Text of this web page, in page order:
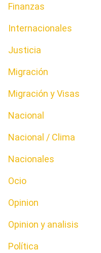
Finanzas
Internacionales
Justicia
Migración
Migración y Visas
Nacional
Nacional / Clima
Nacionales
Ocio
Opinion
Opinion y analisis
Política